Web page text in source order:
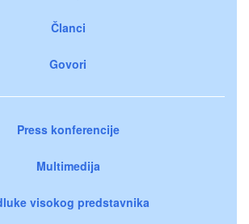
Članci
Govori
Press konferencije
Multimedija
visokog predstavnika